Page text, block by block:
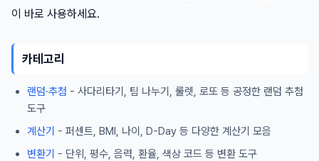
이 바로 사용하세요.
카테고리
랜덤·추첨 - 사다리타기, 팀 나누기, 룰렛, 로또 등 공정한 랜덤 추첨
도구
계산기 - 퍼센트, BMI, 나이, D-Day 등 다양한 계산기 모음
변환기 - 단위, 평수, 음력, 환율, 색상 코드 등 변환 도구